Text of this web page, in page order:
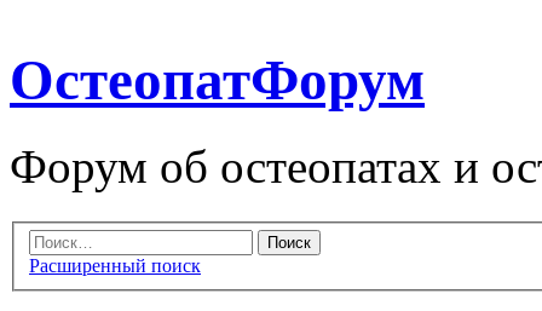
ОстеопатФорум
Форум об остеопатах и
Расширенный поиск